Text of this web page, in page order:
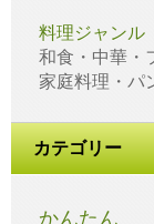
料理ジャンル
和食・中華・
家庭料理・パ
カテゴリー
かんたん